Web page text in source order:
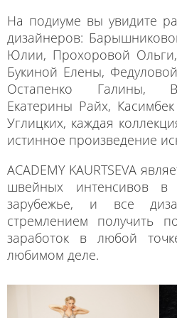
На подиуме вы увидите
дизайнеров:
Юлии, Прохоровой
Букиной Елены,
Остапенко Галины,
Екатерины Райх,
Углицких, каждая
истинное произведение
ACADEMY KAURTSEVA
швейных интенсивов
зарубежье, и все
стремлением получить
заработок в любой
любимом деле.